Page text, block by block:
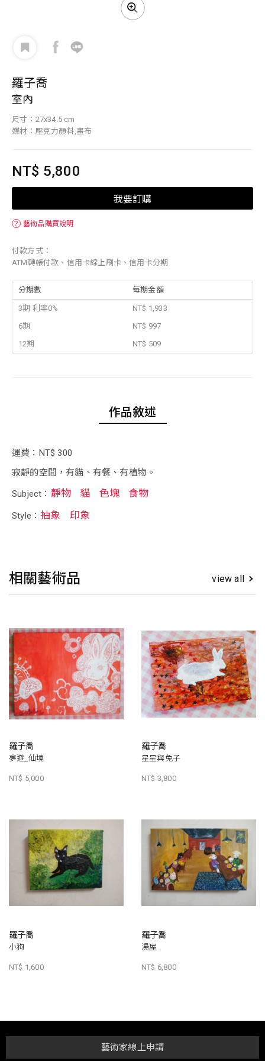
羅子喬
室內
尺寸：27x34.5 cm
媒材：壓克力顏料,畫布
NT$ 5,800
我要訂購
？ 藝術品購買說明
付款方式：
ATM轉帳付款、信用卡線上刷卡、信用卡分期
分期數 每期金額
3期 利率0%
NT$ 1,933
6期
NT$ 997
12期
NT$ 509
作品敘述
運費：NT$ 300
寂靜的空間，有貓、有餐、有植物。
Subject： 靜物 貓 色塊 食物
Style：抽象 印象
相關藝術品 view all
羅子喬
夢遊_仙境
NT$ 5,000
羅子喬
星星與兔子
NT$ 3,800
羅子喬
小狗
NT$ 1,600
羅子喬
湯屋
NT$ 6,800
藝術家線上申請